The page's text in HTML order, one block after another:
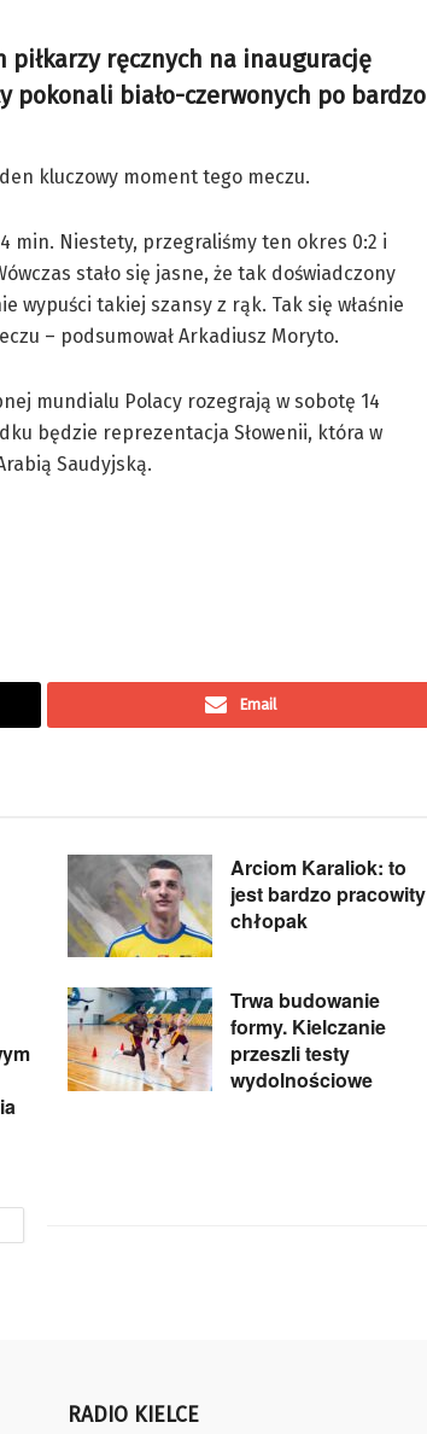
ręcznych na inaugurację
biało-czerwonych po bardzo
kluczowy moment tego meczu.
min. Niestety, przegraliśmy ten okres 0:2 i
stało się jasne, że tak doświadczony
wypuści takiej szansy z rąk. Tak się właśnie
– podsumował Arkadiusz Moryto.
mundialu Polacy rozegrają w sobotę 14
będzie reprezentacja Słowenii, która w
Saudyjską.
Email
Arciom Karaliok: to
jest bardzo pracowity
chłopak
Trwa budowanie
formy. Kielczanie
przeszli testy
wydolnościowe
RADIO KIELCE